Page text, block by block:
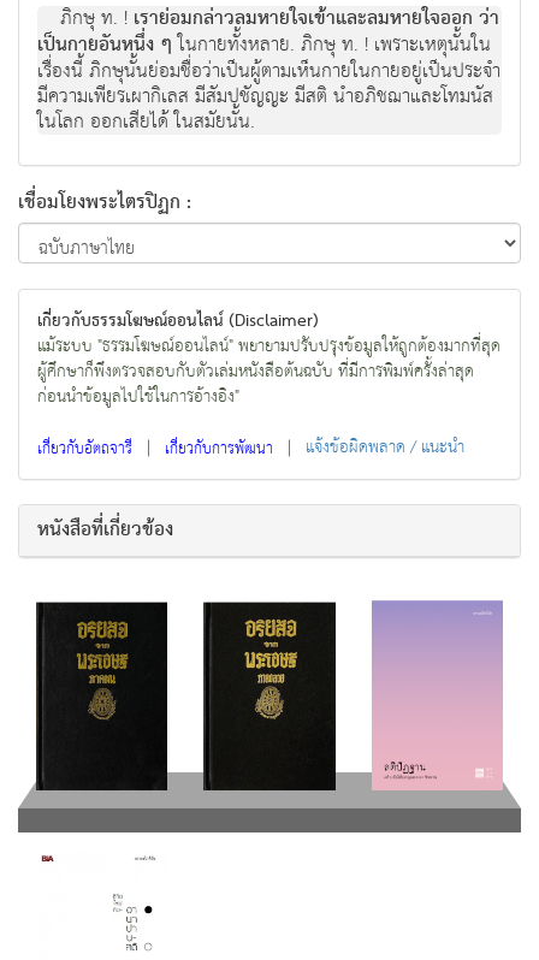
ภิกษุ ท. ! เราย่อมกล่าวลมหายใจเข้าและลมหายใจออก ว่า
เป็นกายอันหนึ่ง ๆในกายทั้งหลาย. ภิกษุ ท. ! เพราะเหตุนั้นใน
เรื่องนี้ ภิกษุนั้นย่อมชื่อว่าเป็นผู้ตามเห็นกายในกายอยู่เป็นประจำ
มีความเพียรเผากิเลส มีสัมปชัญญะ มีสติ นำอภิชฌาและโทมนัส
ในโลก ออกเสียได้ ในสมัยนั้น.
เชื่อมโยงพระไตรปิฏก :
เกี่ยวกับธรรมโฆษณ์ออนไลน์ (Disclaimer)
แม้ระบบ "ธรรมโฆษณ์ออนไลน์" พยายามปรับปรุงข้อมูลให้ถูกต้องมากที่สุด
ผู้ศึกษาก็พึงตรวจสอบกับตัวเล่มหนังสือต้นฉบับ ที่มีการพิมพ์ครั้งล่าสุด
ก่อนนำข้อมูลไปใช้ในการอ้างอิง"
เกี่ยวกับอัตถจารี | เกี่ยวกับการพัฒนา | แจ้งข้อผิดพลาด / แนะนำ
หนังสือที่เกี่ยวข้อง